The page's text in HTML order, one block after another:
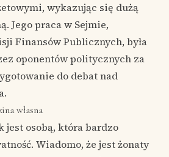
wykazując się dużą
Jego praca w Sejmie,
Finansów Publicznych, była
oponentów politycznych za
do debat nad
własna
jest osobą, która bardzo
Wiadomo, że jest żonaty